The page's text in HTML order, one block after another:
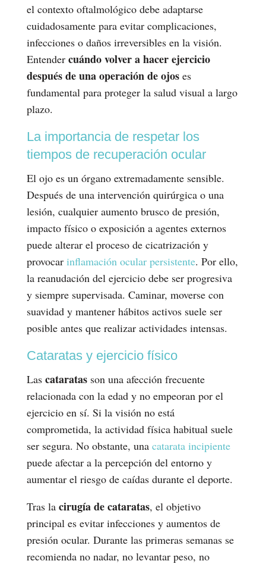
el contexto oftalmológico debe adaptarse
cuidadosamente para evitar complicaciones,
infecciones o daños irreversibles en la visión.
Entender cuándo volver a hacer ejercicio
después de una operación de ojoses
fundamental para proteger la salud visual a largo
plazo.
La importancia de respetar los
tiempos de recuperación ocular
El ojo es un órgano extremadamente sensible.
Después de una intervención quirúrgica o una
lesión, cualquier aumento brusco de presión,
impacto físico o exposición a agentes externos
puede alterar el proceso de cicatrización y
provocar inflamación ocular persistente. Por ello,
la reanudación del ejercicio debe ser progresiva
y siempre supervisada. Caminar, moverse con
suavidad y mantener hábitos activos suele ser
posible antes que realizar actividades intensas.
Cataratas y ejercicio físico
Las cataratasson una afección frecuente
relacionada con la edad y no empeoran por el
ejercicio en sí. Si la visión no está
comprometida, la actividad física habitual suele
ser segura. No obstante, una catarata incipiente
puede afectar a la percepción del entorno y
aumentar el riesgo de caídas durante el deporte.
Tras la cirugía de cataratas, el objetivo
principal es evitar infecciones y aumentos de
presión ocular. Durante las primeras semanas se
recomienda no nadar, no levantar peso, no